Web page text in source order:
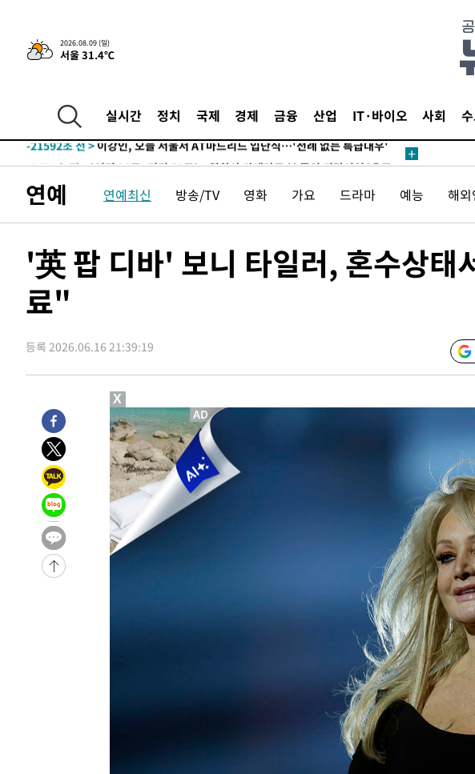
2026.08.09 (일)
서울 31.4℃
실시간 정치 국제 경제 금융 산업 IT·바이오 사회
-28276초 전 >[속보]장은수, KLPGA 제주삼다수 역전 우승…데뷔 10년 차에 첫
정상
-23641초 전 >"얼마나 더웠으면"…안동 물길공원서 헤엄친 구렁이 '소동'
-22840초 전 >
'2경기 연속 침묵' 손흥민, 톨루카전 68분만 뛰고 슈팅 0개
-21592초 전 >
-8474초 전 > '여긴 20도, 저긴 50도'…열화상 카메라로 본 폭염 저감시설 '온도
-1539초 전 >
튀르키예 외무장관, "메카 3국 방위협정은 이란이 목표 아냐 " 밝혀
20분 전 >이군이 불법 군시설 건설한 레바논 남부에서 레바논군 3명 폭발로 부상
1시간 전 >美 국방부, 켄달 전 공군장관 보안허가 취소…“에어포스원 기밀정보, 언
1시간 전 >
1시간 전 >
정상
-23641초 전 >"얼마나 더웠으면"…안동 물길공원서 헤엄친 구렁이 '소동'
-23568초 전 >손흥민, 68분 뛰고 2경기 침묵…LAFC, 톨루카에 1-0 승리(종합)
'2경기 연속 침묵' 손흥민, 톨루카전 68분만 뛰고 슈팅 0개
-21592초 전 >
이강인, 오늘 서울서 AT마드리드 입단식…'전례 없는 특급대우'
-8474초 전 >
'여긴 20도, 저긴 50도'…열화상 카메라로 본 폭염 저감시설 '온도
-7945초 전 >
콜롬비아 신임 우파 대통령 취임 하루만에 차량폭탄 폭발 사건
-1539초 전 >
튀르키예 외무장관, "메카 3국 방위협정은 이란이 목표 아냐 " 밝혀
20분 전 >
이군이 불법 군시설 건설한 레바논 남부에서 레바논군 3명 폭발로 부상
1시간 전 >
[속보]美중부 사령관, 이스라엘 긴급방문 다중화된 전선 상황 논의
1시간 전 >
美 국방부, 켄달 전 공군장관 보안허가 취소…“에어포스원 기밀정보, 언
론 누출”
1시간 전 >
“美 이란전 무기 소진…북한과 분쟁시 주한 미군 취약해질 수 있어”
연예 연예최신 방송/TV 영화 가요 드라마 예능 해외
'英 팝 디바' 보니 타일러, 혼수상태
료"
등록 2026.06.16 21:39:19
X